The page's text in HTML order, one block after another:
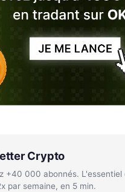
Crypto
+40 000 abonnés. L'essentiel
par semaine, en 5 min.